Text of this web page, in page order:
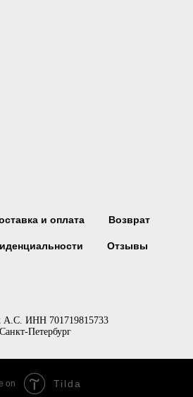
и оплата Возврат
Отзывы
ИНН 701719815733
Санкт-Петербург
on Tilda